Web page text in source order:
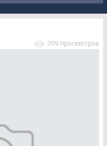
309 просмотров